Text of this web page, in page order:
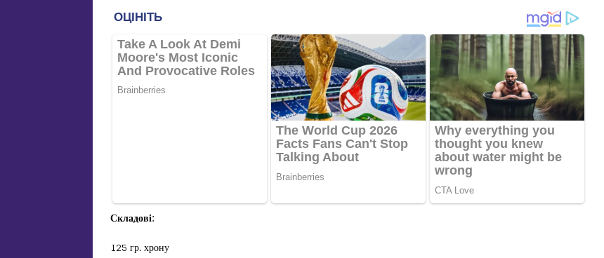
Складові:
125 гр. хрону